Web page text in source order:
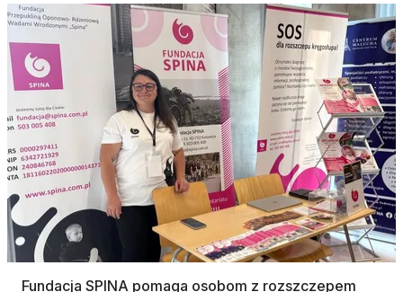
Fundacja SPINA pomaga osobom z rozszczepem